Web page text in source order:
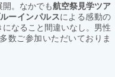
。なかでも航空祭見学ツア
ーインパルスによる感動の
なること間違いなし。男性
数ご参加いただいておりま